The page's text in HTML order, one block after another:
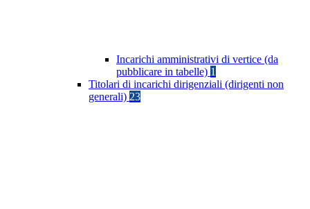
Incarichi amministrativi di vertice (da
pubblicare in tabelle) 1
Titolari di incarichi dirigenziali (dirigenti non
generali) 23